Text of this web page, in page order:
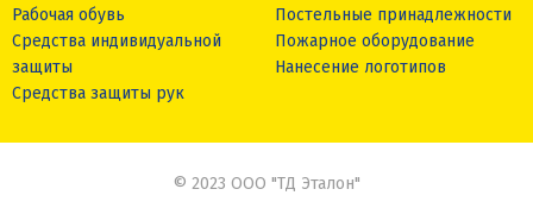
Рабочая обувь
Средства индивидуальной
защиты
Средства защиты рук
Постельные принадлежности
Пожарное оборудование
Нанесение логотипов
© 2023 ООО "ТД Эталон"